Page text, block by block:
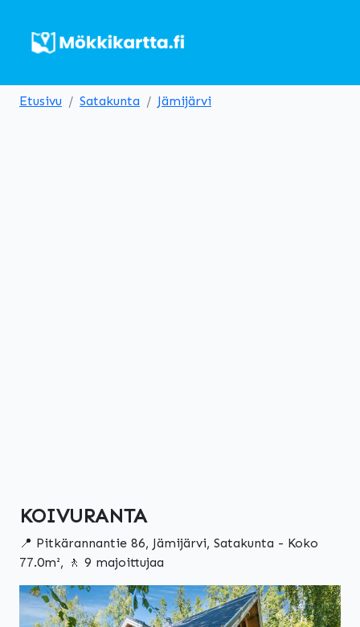
Etusivu Satakunta Jämijärvi
KOIVURANTA
📍 Pitkärannantie 86, Jämijärvi, Satakunta - Koko
77.0m², 🚶 9 majoittujaa